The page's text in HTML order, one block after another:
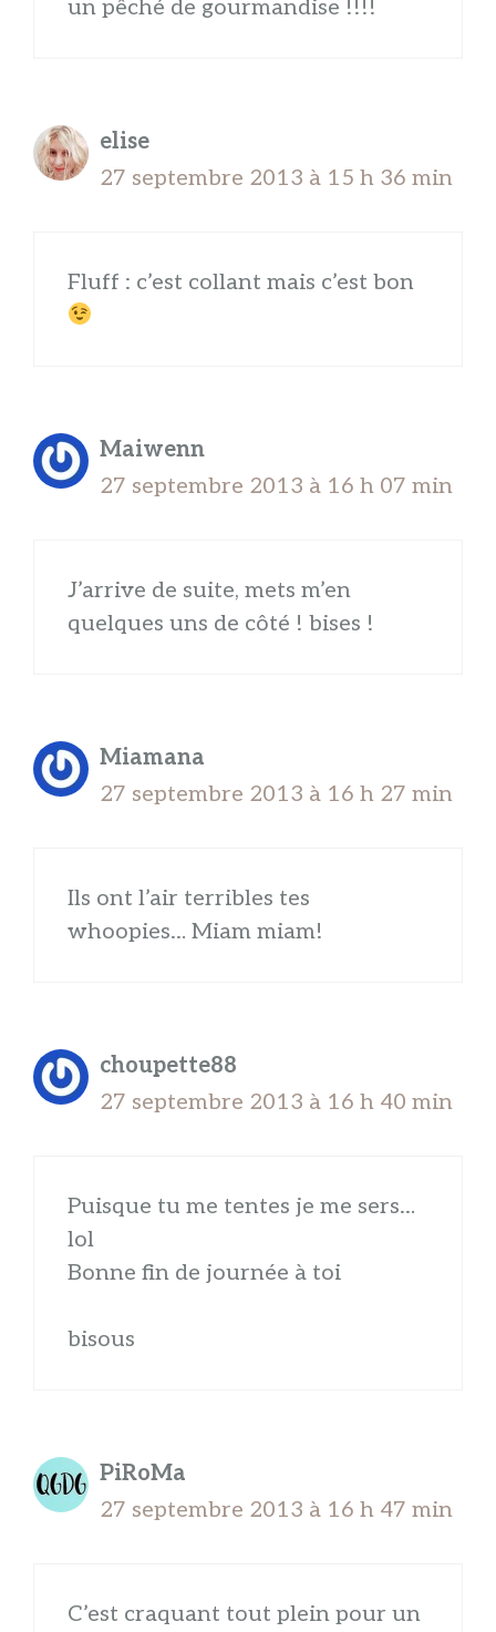
un pêché de gourmandise !!!!
elise
27 septembre 2013 à 15 h 36 min
Fluff : c’est collant mais c’est bon
Maiwenn
27 septembre 2013 à 16 h 07 min
J’arrive de suite, mets m’en
quelques uns de côté ! bises !
Miamana
27 septembre 2013 à 16 h 27 min
Ils ont l’air terribles tes
whoopies… Miam miam!
choupette88
27 septembre 2013 à 16 h 40 min
Puisque tu me tentes je me sers…
lol
Bonne fin de journée à toi
bisous
PiRoMa
27 septembre 2013 à 16 h 47 min
C’est craquant tout plein pour un